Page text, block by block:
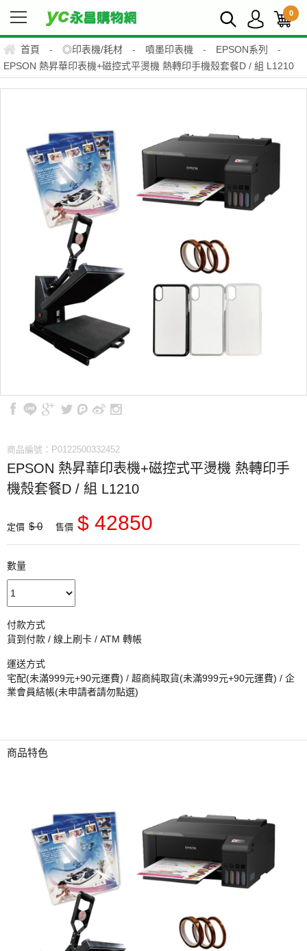
0
首頁 - ◎印表機/耗材 - 噴墨印表機 - EPSON系列
-
EPSON 熱昇華印表機+磁控式平燙機 熱轉印手機殼套餐D / 組 L1210
商品編號：P0122500332452
EPSON 熱昇華印表機+磁控式平燙機 熱轉印手
機殼套餐D / 組 L1210
定價 $ 0 售價 $ 42850
數量
付款方式
貨到付款 / 線上刷卡 / ATM 轉帳
運送方式
宅配(未滿999元+90元運費) / 超商純取貨(未滿999元+90元運費) / 企
業會員結帳(未申請者請勿點選)
商品特色